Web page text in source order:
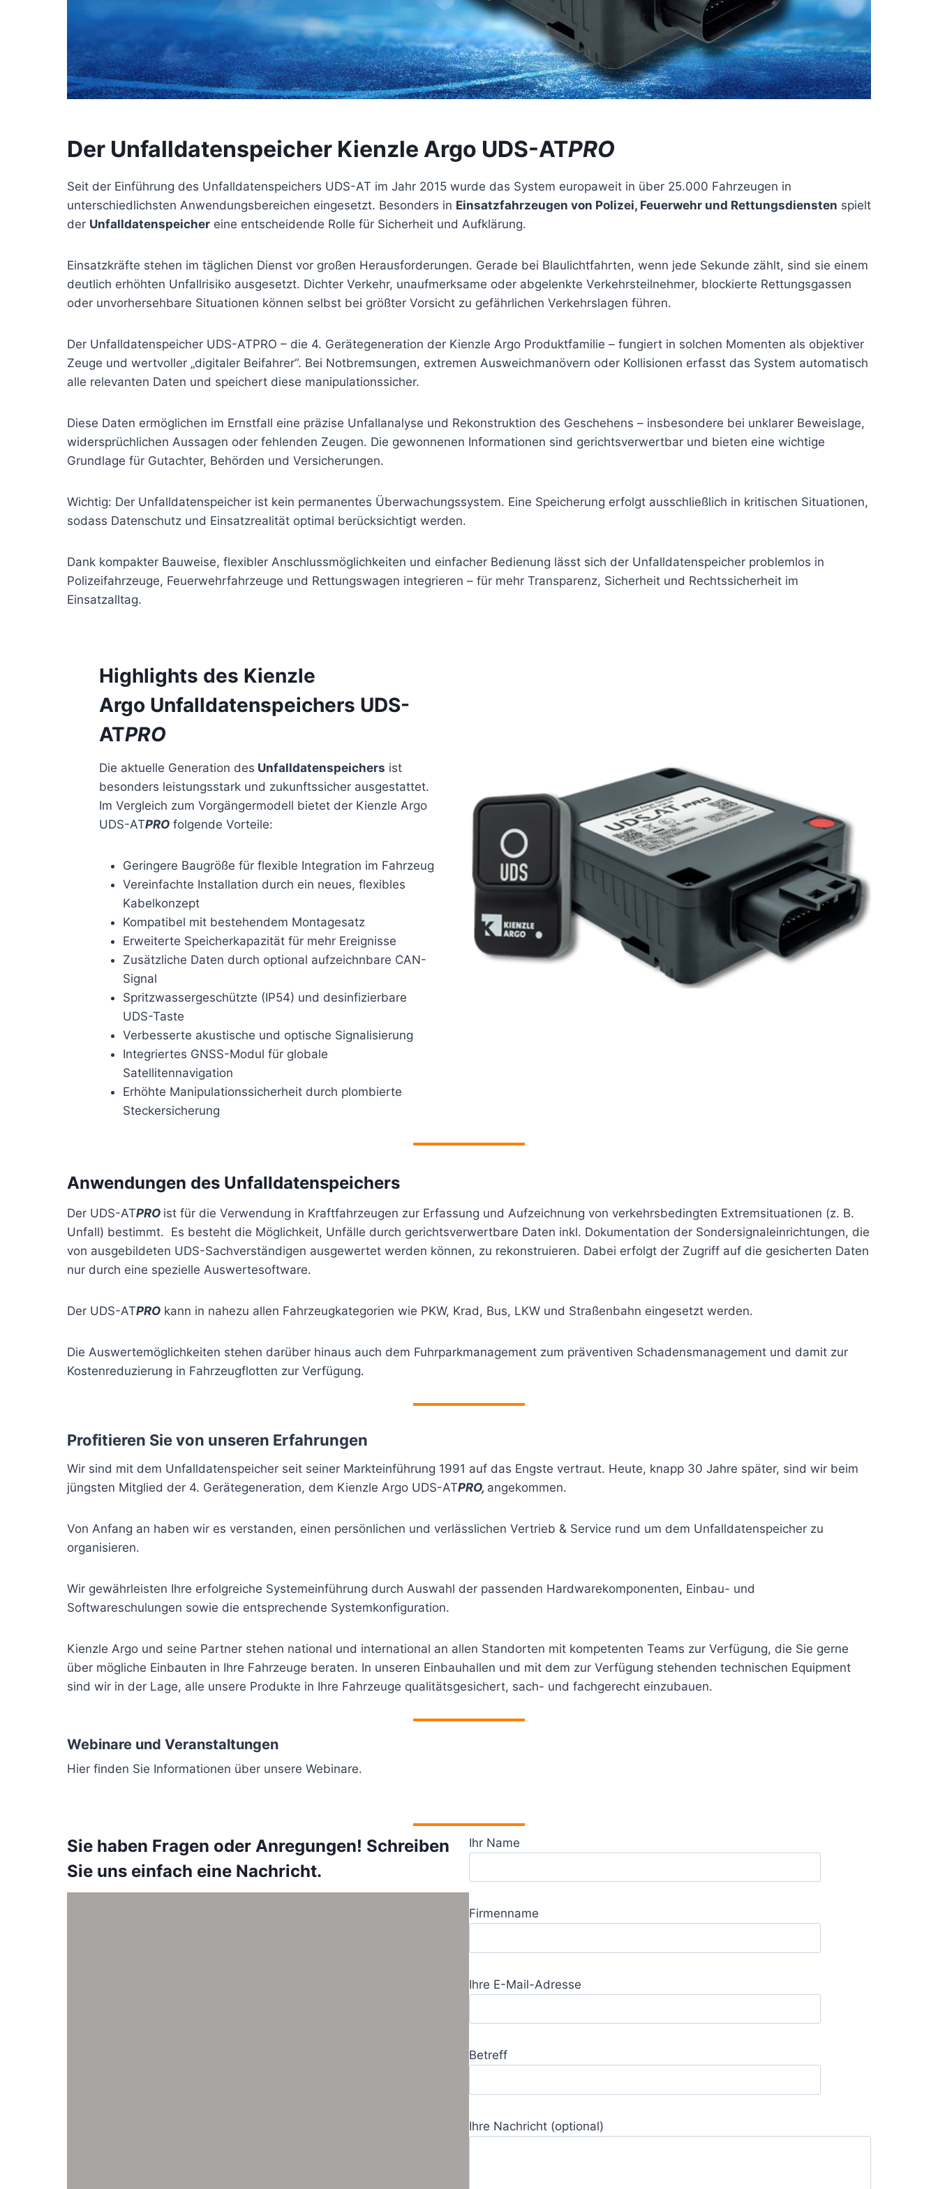
Der Unfalldatenspeicher Kienzle Argo UDS-ATPRO
Seit der Einführung des Unfalldatenspeichers UDS-AT im Jahr 2015 wurde das System europaweit in über 25.000 Fahrzeugen in
unterschiedlichsten Anwendungsbereichen eingesetzt. Besonders in Einsatzfahrzeugen von Polizei, Feuerwehr und Rettungsdiensten spielt
der Unfalldatenspeicher eine entscheidende Rolle für Sicherheit und Aufklärung.
Einsatzkräfte stehen im täglichen Dienst vor großen Herausforderungen. Gerade bei Blaulichtfahrten, wenn jede Sekunde zählt, sind sie einem
deutlich erhöhten Unfallrisiko ausgesetzt. Dichter Verkehr, unaufmerksame oder abgelenkte Verkehrsteilnehmer, blockierte Rettungsgassen
oder unvorhersehbare Situationen können selbst bei größter Vorsicht zu gefährlichen Verkehrslagen führen.
Der Unfalldatenspeicher UDS-ATPRO – die 4. Gerätegeneration der Kienzle Argo Produktfamilie – fungiert in solchen Momenten als objektiver
Zeuge und wertvoller „digitaler Beifahrer“. Bei Notbremsungen, extremen Ausweichmanövern oder Kollisionen erfasst das System automatisch
alle relevanten Daten und speichert diese manipulationssicher.
Diese Daten ermöglichen im Ernstfall eine präzise Unfallanalyse und Rekonstruktion des Geschehens – insbesondere bei unklarer Beweislage,
widersprüchlichen Aussagen oder fehlenden Zeugen. Die gewonnenen Informationen sind gerichtsverwertbar und bieten eine wichtige
Grundlage für Gutachter, Behörden und Versicherungen.
Wichtig: Der Unfalldatenspeicher ist kein permanentes Überwachungssystem. Eine Speicherung erfolgt ausschließlich in kritischen Situationen,
sodass Datenschutz und Einsatzrealität optimal berücksichtigt werden.
Dank kompakter Bauweise, flexibler Anschlussmöglichkeiten und einfacher Bedienung lässt sich der Unfalldatenspeicher problemlos in
Polizeifahrzeuge, Feuerwehrfahrzeuge und Rettungswagen integrieren – für mehr Transparenz, Sicherheit und Rechtssicherheit im
Einsatzalltag.
Highlights des Kienzle
Argo Unfalldatenspeichers UDS-
ATPRO
Die aktuelle Generation des Unfalldatenspeichers ist
besonders leistungsstark und zukunftssicher ausgestattet.
Im Vergleich zum Vorgängermodell bietet der Kienzle Argo
UDS-ATPRO folgende Vorteile:
Geringere Baugröße für flexible Integration im Fahrzeug
Vereinfachte Installation durch ein neues, flexibles
Kabelkonzept
Kompatibel mit bestehendem Montagesatz
Erweiterte Speicherkapazität für mehr Ereignisse
Zusätzliche Daten durch optional aufzeichnbare CAN-
Signal
Spritzwassergeschützte (IP54) und desinfizierbare
UDS-Taste
Verbesserte akustische und optische Signalisierung
Integriertes GNSS-Modul für globale
Satellitennavigation
Erhöhte Manipulationssicherheit durch plombierte
Steckersicherung
Anwendungen des Unfalldatenspeichers
Der UDS-ATPRO ist für die Verwendung in Kraftfahrzeugen zur Erfassung und Aufzeichnung von verkehrsbedingten Extremsituationen (z. B.
Unfall) bestimmt. Es besteht die Möglichkeit, Unfälle durch gerichtsverwertbare Daten inkl. Dokumentation der Sondersignaleinrichtungen, die
von ausgebildeten UDS-Sachverständigen ausgewertet werden können, zu rekonstruieren. Dabei erfolgt der Zugriff auf die gesicherten Daten
nur durch eine spezielle Auswertesoftware.
Der UDS-ATPRO kann in nahezu allen Fahrzeugkategorien wie PKW, Krad, Bus, LKW und Straßenbahn eingesetzt werden.
Die Auswertemöglichkeiten stehen darüber hinaus auch dem Fuhrparkmanagement zum präventiven Schadensmanagement und damit zur
Kostenreduzierung in Fahrzeugflotten zur Verfügung.
Profitieren Sie von unseren Erfahrungen
Wir sind mit dem Unfalldatenspeicher seit seiner Markteinführung 1991 auf das Engste vertraut. Heute, knapp 30 Jahre später, sind wir beim
jüngsten Mitglied der 4. Gerätegeneration, dem Kienzle Argo UDS-ATPRO, angekommen.
Von Anfang an haben wir es verstanden, einen persönlichen und verlässlichen Vertrieb & Service rund um dem Unfalldatenspeicher zu
organisieren.
Wir gewährleisten Ihre erfolgreiche Systemeinführung durch Auswahl der passenden Hardwarekomponenten, Einbau- und
Softwareschulungen sowie die entsprechende Systemkonfiguration.
Kienzle Argo und seine Partner stehen national und international an allen Standorten mit kompetenten Teams zur Verfügung, die Sie gerne
über mögliche Einbauten in Ihre Fahrzeuge beraten. In unseren Einbauhallen und mit dem zur Verfügung stehenden technischen Equipment
sind wir in der Lage, alle unsere Produkte in Ihre Fahrzeuge qualitätsgesichert, sach- und fachgerecht einzubauen.
Webinare und Veranstaltungen
Hier finden Sie Informationen über unsere Webinare.
Sie haben Fragen oder Anregungen! Schreiben
Sie uns einfach eine Nachricht.
Ihr Name
Firmenname
Ihre E-Mail-Adresse
Betreff
Ihre Nachricht (optional)